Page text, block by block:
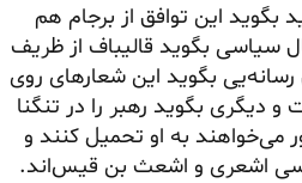
بگوید این توافق از برجام هم
سیاسی بگوید قالیباف از ظریف
بگوید این شعارهای روی
و دیگری بگوید رهبر را در تنگنا
می‌خواهند به او تحمیل کنند و
اشعری و اشعث بن قیس‌اند.